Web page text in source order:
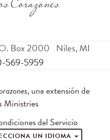
Box 2000 Niles,MI
569-5959
, una extensión de
Ministries
del Servicio
UN IDIOMA